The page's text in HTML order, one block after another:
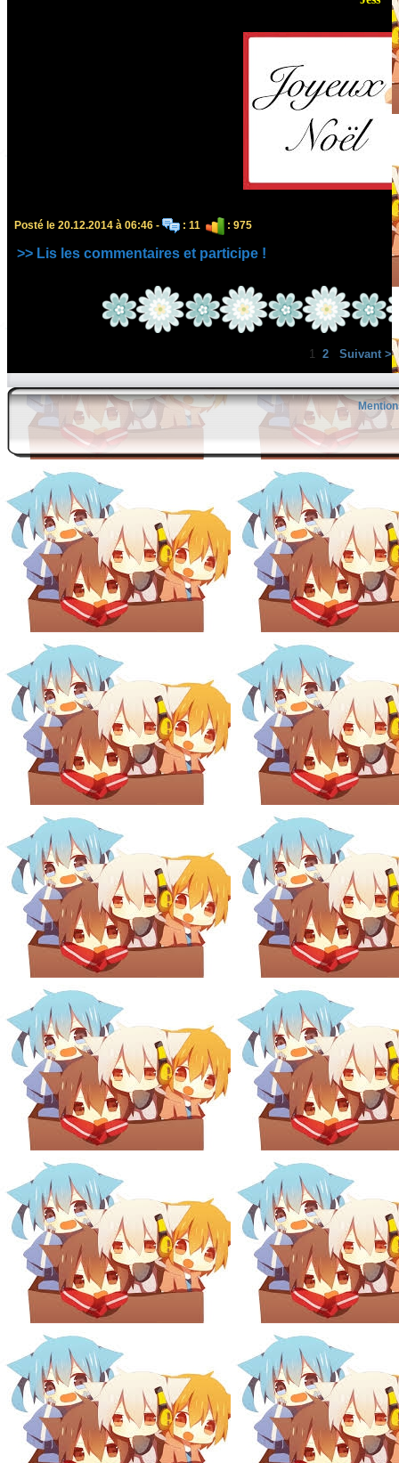
Posté le 20.12.2014 à 06:46 - : 11 : 975
>> Lis les commentaires et participe !
1 2 Suivant >